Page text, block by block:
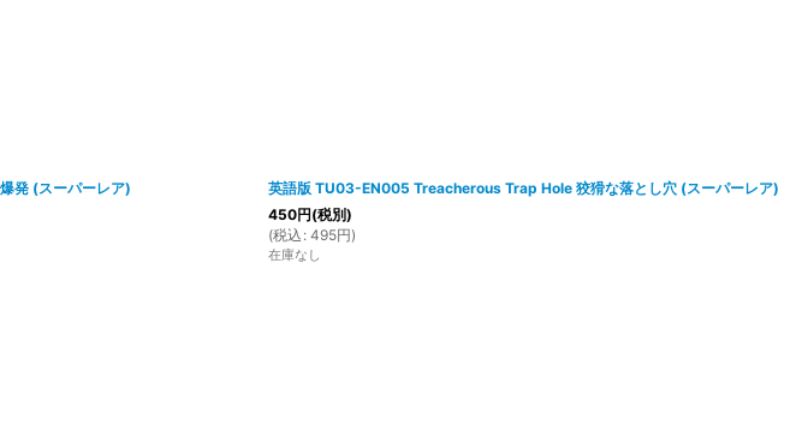
発 (スーパーレア)
英語版 TU03-EN005 Treacherous Trap Hole 狡猾な落とし穴 (スーパーレア)
450円(税別)
(税込 : 495円)
在庫なし